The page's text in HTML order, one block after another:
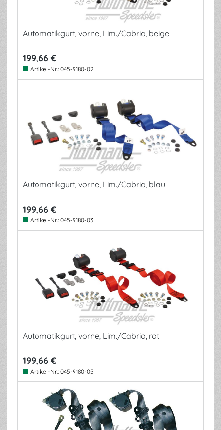
Automatikgurt, vorne, Lim./Cabrio, beige
199,66 €
Artikel-Nr.: 045-9180-02
Automatikgurt, vorne, Lim./Cabrio, blau
199,66 €
Artikel-Nr.: 045-9180-03
Automatikgurt, vorne, Lim./Cabrio, rot
199,66 €
Artikel-Nr.: 045-9180-05